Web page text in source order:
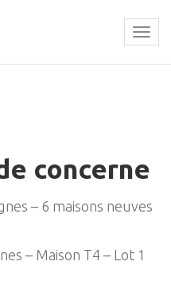
concerne
– 6 maisons neuves
– Maison T4 – Lot 1